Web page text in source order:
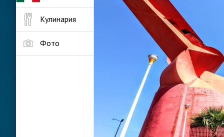
Кулинария
Фото
Несауалькойотль –
Мексики. Расположен к
Мехико считается самыми
данным, здесь постоянно
неофициальным — в четыре
Пригород состоит из двух
считается более
«Бенито Хуарез» и
доехать примерно полчаса
пригорода займет 10-15
свалка мусора, куда свозят
благодаря чему